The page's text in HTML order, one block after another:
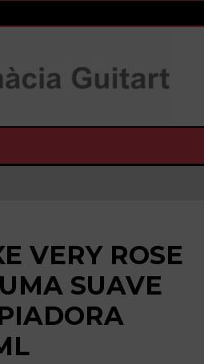
VERY ROSE
SUAVE